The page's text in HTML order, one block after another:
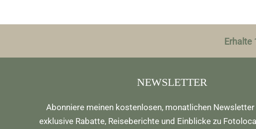
Erhalte
NEWSLETTER
Abonniere meinen kostenlosen, monatlichen
exklusive Rabatte, Reiseberichte und Einblicke zu